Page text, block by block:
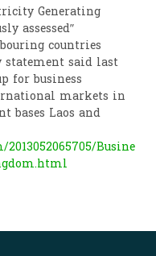
Generating
assessed”
countries
statement said last
for business
markets in
bases Laos and
Busine